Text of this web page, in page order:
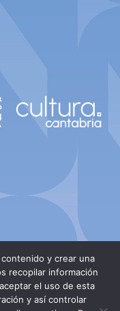
y crear una
recopilar información
el uso de esta
y así controlar